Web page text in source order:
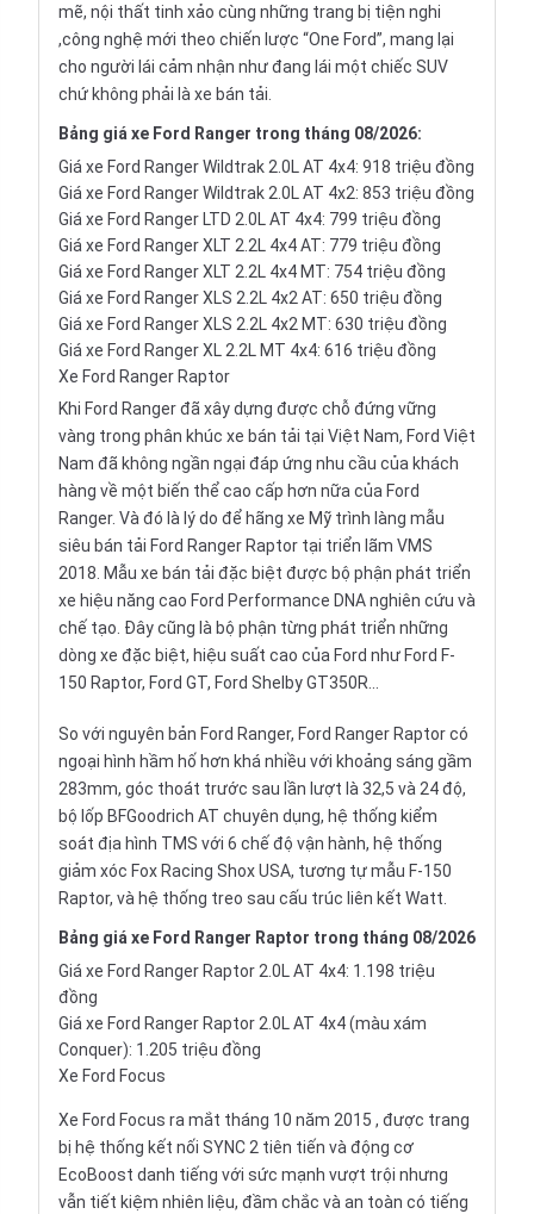
mẽ, nội thất tinh xảo cùng những trang bị tiện nghi
,công nghệ mới theo chiến lược “One Ford”, mang lại
cho người lái cảm nhận như đang lái một chiếc SUV
chứ không phải làxe bán tải.
Bảng giá xe Ford Ranger trong tháng 08/2026:
Giá xe Ford Ranger Wildtrak 2.0L AT 4x4: 918 triệu đồng
Giá xe Ford Ranger Wildtrak 2.0L AT 4x2: 853 triệu đồng
Giá xe Ford Ranger LTD 2.0L AT 4x4: 799 triệu đồng
Giá xe Ford Ranger XLT 2.2L 4x4 AT: 779 triệu đồng
Giá xe Ford Ranger XLT 2.2L 4x4 MT: 754 triệu đồng
Giá xe Ford Ranger XLS 2.2L 4x2 AT: 650 triệu đồng
Giá xe Ford Ranger XLS 2.2L 4x2 MT: 630 triệu đồng
Giá xe Ford Ranger XL 2.2L MT 4x4: 616 triệu đồng
Xe Ford Ranger Raptor
Khi Ford Ranger đã xây dựng được chỗ đứng vững
vàng trong phân khúc xe bán tải tại Việt Nam, Ford Việt
Nam đã không ngần ngại đáp ứng nhu cầu của khách
hàng về một biến thể cao cấp hơn nữa của Ford
Ranger. Và đó là lý do để hãng xe Mỹ trình làng mẫu
siêu bán tải Ford Ranger Raptor tại triển lãm VMS
2018. Mẫu xe bán tải đặc biệt được bộ phận phát triển
xe hiệu năng cao Ford Performance DNAnghiên cứu và
chế tạo. Đây cũng là bộ phận từng phát triển những
dòng xe đặc biệt, hiệu suất cao của Ford như Ford F-
150 Raptor, Ford GT, Ford Shelby GT350R...
So với nguyên bản Ford Ranger, Ford Ranger Raptor có
ngoại hình hầm hố hơn khá nhiều với khoảng sáng gầm
283mm, góc thoát trước sau lần lượt là 32,5 và 24 độ,
bộ lốp BFGoodrich AT chuyên dụng, hệ thống kiểm
soát địa hình TMS với 6 chế độ vận hành, hệ thống
giảm xóc Fox Racing Shox USA, tương tự mẫu F-150
Raptor, và hệ thống treo sau cấu trúc liên kết Watt.
Bảng giá xe Ford Ranger Raptor trong tháng 08/2026
Giá xe Ford Ranger Raptor 2.0L AT 4x4: 1.198 triệu
đồng
Giá xe Ford Ranger Raptor 2.0L AT 4x4 (màu xám
Conquer): 1.205 triệu đồng
Xe Ford Focus
Xe Ford Focus ra mắt tháng 10 năm 2015 , được trang
bị hệ thống kết nối SYNC 2 tiên tiến và động cơ
EcoBoost danh tiếng với sức mạnh vượt trội nhưng
vẫn tiết kiệm nhiên liệu, đầm chắc và an toàn có tiếng